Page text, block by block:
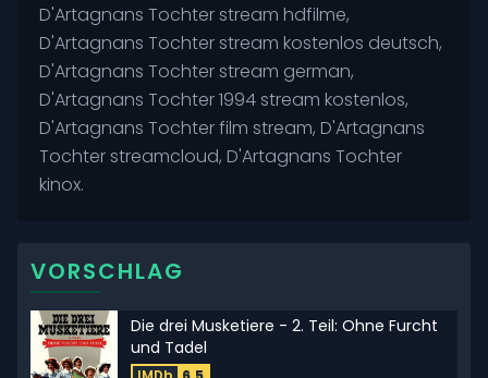
D'Artagnans Tochter stream hdfilme,
D'Artagnans Tochter stream kostenlos deutsch,
D'Artagnans Tochter stream german,
D'Artagnans Tochter 1994 stream kostenlos,
D'Artagnans Tochter film stream, D'Artagnans
Tochter streamcloud, D'Artagnans Tochter
kinox.
VORSCHLAG
Die drei Musketiere - 2. Teil: Ohne Furcht
und Tadel